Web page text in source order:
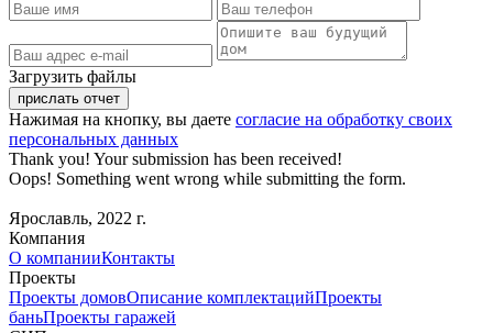
Загрузить файлы
Нажимая на кнопку, вы даете согласие на обработку своих
персональных данных
Thank you! Your submission has been received!
Oops! Something went wrong while submitting the form.
Ярославль, 2022 г.
Компания
О компанииКонтакты
Проекты
Проекты домовОписание комплектацийПроекты
баньПроекты гаражей